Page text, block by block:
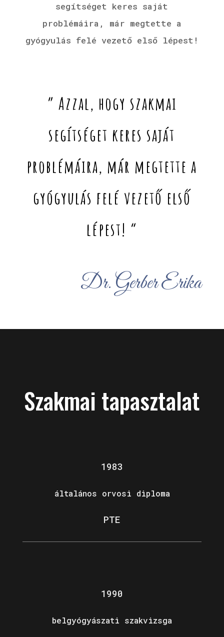
segítséget keres saját
problémáira, már megtette a
gyógyulás felé vezető első lépest!
” Azzal, hogy szakmai
segítséget keres saját
problémáira, már megtette a
gyógyulás felé vezető első
lépest! “
Dr. Gerber Erika
Szakmai tapasztalat
1983
általános orvosi diploma
PTE
1990
belgyógyászati szakvizsga